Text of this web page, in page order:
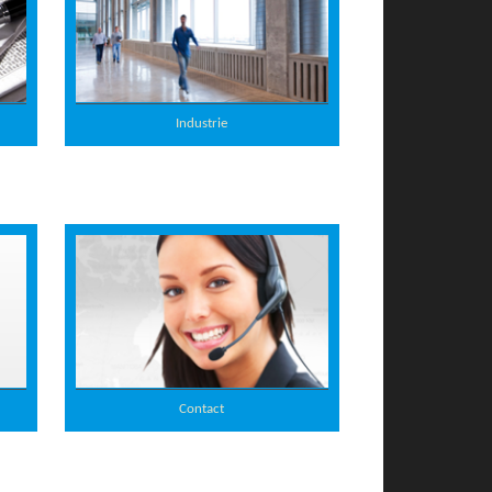
Industrie
Contact